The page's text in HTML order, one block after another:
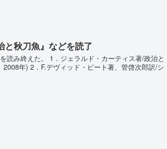
と秋刀魚』などを読了
読み終えた。 1．ジェラルド・カーティス著/政治と
年) 2．F.デヴィッド・ピート著、管啓次郎訳/シ